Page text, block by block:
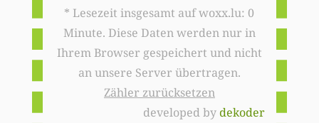
* Lesezeit insgesamt auf woxx.lu: 0
Minute. Diese Daten werden nur in
Ihrem Browser gespeichert und nicht
an unsere Server übertragen.
Zähler zurücksetzen
developed bydekoder